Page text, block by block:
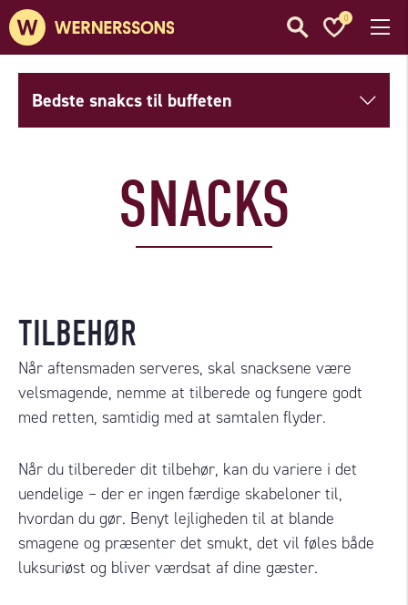
0
Bedste snakcs til buffeten
SNACKS
TILBEHØR
Når aftensmaden serveres, skal snacksene være
velsmagende, nemme at tilberede og fungere godt
med retten, samtidig med at samtalen flyder.
Når du tilbereder dit tilbehør, kan du variere i det
uendelige – der er ingen færdige skabeloner til,
hvordan du gør. Benyt lejligheden til at blande
smagene og præsenter det smukt, det vil føles både
luksuriøst og bliver værdsat af dine gæster.